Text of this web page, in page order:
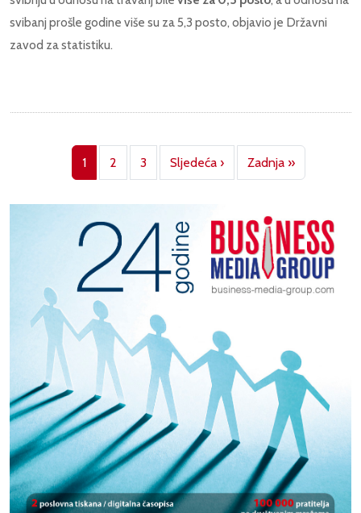
svibanj prošle godine više su za 5,3 posto, objavio je Državni
zavod za statistiku.
Pagination
1 2 3 Sljedeća ›Next page
Zadnja »Last page